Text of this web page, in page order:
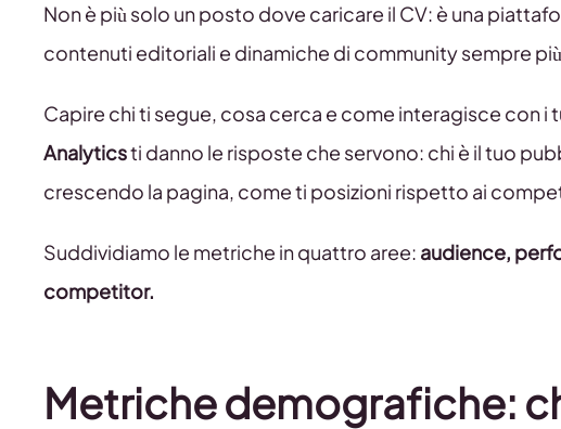
Non è più solo un posto dove caricare il CV: è una
contenuti editoriali e dinamiche di community sempre
Capire chi ti segue, cosa cerca e come interagisce con i
Analyticsti danno le risposte che servono: chi è il tuo
crescendo la pagina, come ti posizioni rispetto ai
Suddividiamo le metriche in quattro aree: audience,
competitor.
Metriche demografiche: